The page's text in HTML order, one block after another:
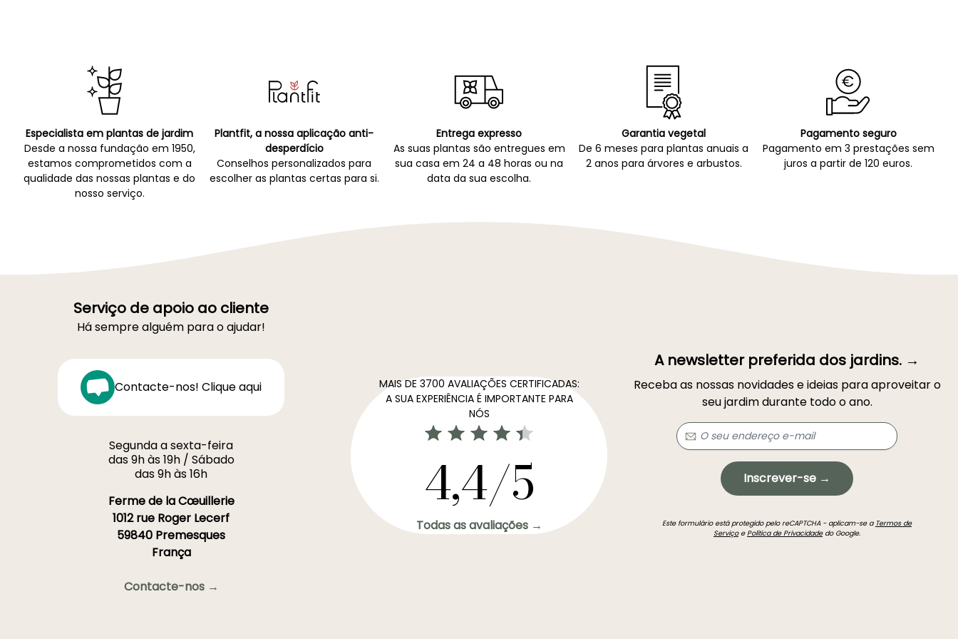
Especialista em plantas de jardim
Desde a nossa fundação em 1950,
estamos comprometidos com a
qualidade das nossas plantas e do
nosso serviço.
Plantfit, a nossa aplicação anti-
desperdício
Conselhos personalizados para
escolher as plantas certas para si.
Entrega expresso
As suas plantas são entregues em
sua casa em 24 a 48 horas ou na
data da sua escolha.
Garantia vegetal
De 6 meses para plantas anuais a
2 anos para árvores e arbustos.
Pagamento seguro
Pagamento em 3 prestações sem
juros a partir de 120 euros.
Serviço de apoio ao cliente
Há sempre alguém para o ajudar!
Contacte-nos! Clique aqui
Segunda a sexta-feira
das 9h às 19h / Sábado
das 9h às 16h
Ferme de la Cœuillerie
1012 rue Roger Lecerf
59840 Premesques
França
Contacte-nos →
MAIS DE 3700 AVALIAÇÕES CERTIFICADAS:
A SUA EXPERIÊNCIA É IMPORTANTE PARA
NÓS
4,4/5
Todas as avaliações →
A newsletter preferida dos jardins. →
Receba as nossas novidades e ideias para aproveitar o
seu jardim durante todo o ano.
Inscrever-se →
Este formulário está protegido pelo reCAPTCHA - aplicam-se a Termos de
ServiçoePolítica de Privacidadedo Google.